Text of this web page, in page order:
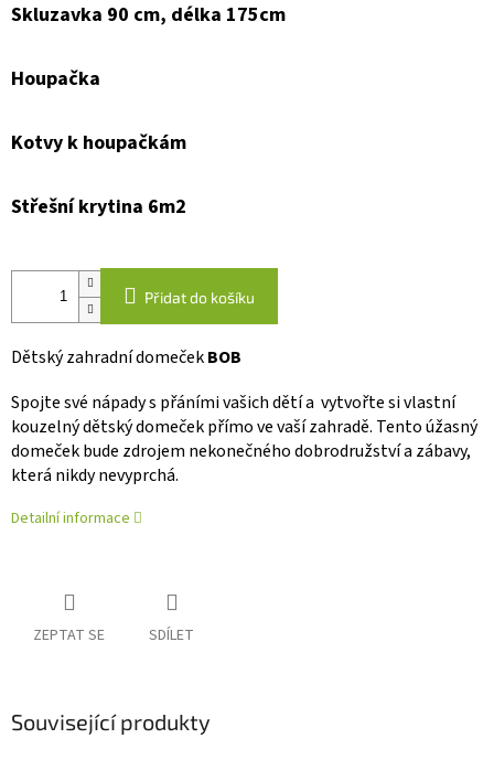
Skluzavka 90 cm, délka 175cm
Houpačka
Kotvy k houpačkám
Střešní krytina 6m2
Přidat do košíku
Dětský zahradní domečekBOB
Spojte své nápady s přáními vašich dětí a vytvořte si vlastní
kouzelný dětský domeček přímo ve vaší zahradě. Tento úžasný
domeček bude zdrojem nekonečného dobrodružství a zábavy,
která nikdy nevyprchá.
Detailní informace
ZEPTAT SE SDÍLET
Související produkty